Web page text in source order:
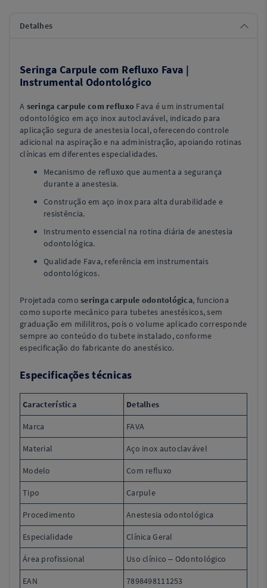
Detalhes
Seringa Carpule com Refluxo Fava |
Instrumental Odontológico
A seringa carpule com refluxo Fava é um instrumental
odontológico em aço inox autoclavável, indicado para
aplicação segura de anestesia local, oferecendo controle
adicional na aspiração e na administração, apoiando rotinas
clínicas em diferentes especialidades.
Mecanismo de refluxo que aumenta a segurança
durante a anestesia.
Construção em aço inox para alta durabilidade e
resistência.
Instrumento essencial na rotina diária de anestesia
odontológica.
Qualidade Fava, referência em instrumentais
odontológicos.
Projetada comoseringa carpule odontológica, funciona
como suporte mecânico para tubetes anestésicos, sem
graduação em mililitros, pois o volume aplicado corresponde
sempre ao conteúdo do tubete instalado, conforme
especificação do fabricante do anestésico.
Especificações técnicas
Característica Detalhes
Marca FAVA
Material Aço inox autoclavável
Modelo Com refluxo
Tipo Carpule
Procedimento Anestesia odontológica
Especialidade Clínica Geral
Área profissional Uso clínico – Odontológico
EAN 7898498111253